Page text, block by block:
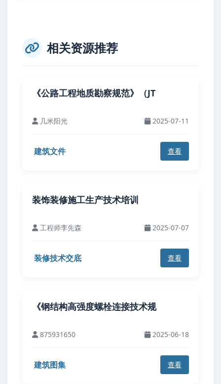
相关资源推荐
《公路工程地质勘察规范》（JT
几米阳光 2025-07-11
建筑文件 查看
装饰装修施工生产技术培训
工程师李先森 2025-07-07
装修技术交底 查看
《钢结构高强度螺栓连接技术规
875931650 2025-06-18
建筑图集 查看